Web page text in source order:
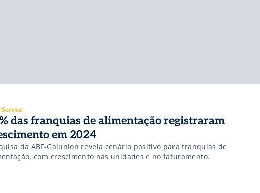
Service
das franquias de alimentação registraram
em 2024
da ABF-Galunion revela cenário positivo para franquias de
com crescimento nas unidades e no faturamento.